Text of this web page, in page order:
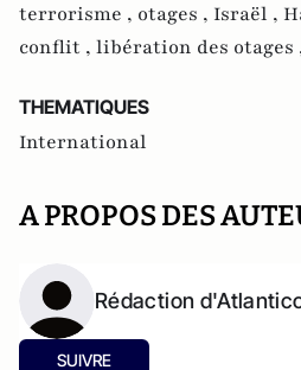
terrorisme , otages , Israël ,
conflit , libération des otages
THEMATIQUES
International
A PROPOS DES
Rédaction
SUIVRE